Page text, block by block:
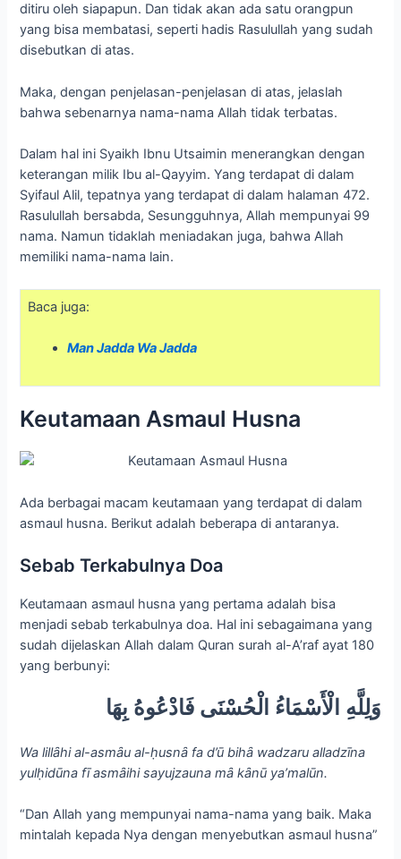
ditiru oleh siapapun. Dan tidak akan ada satu orangpun
yang bisa membatasi, seperti hadis Rasulullah yang sudah
disebutkan di atas.
Maka, dengan penjelasan-penjelasan di atas, jelaslah
bahwa sebenarnya nama-nama Allah tidak terbatas.
Dalam hal ini Syaikh Ibnu Utsaimin menerangkan dengan
keterangan milik Ibu al-Qayyim. Yang terdapat di dalam
Syifaul Alil, tepatnya yang terdapat di dalam halaman 472.
Rasulullah bersabda, Sesungguhnya, Allah mempunyai 99
nama. Namun tidaklah meniadakan juga, bahwa Allah
memiliki nama-nama lain.
Baca juga:
Man Jadda Wa Jadda
Keutamaan Asmaul Husna
Ada berbagai macam keutamaan yang terdapat di dalam
asmaul husna. Berikut adalah beberapa di antaranya.
Sebab Terkabulnya Doa
Keutamaan asmaul husna yang pertama adalah bisa
menjadi sebab terkabulnya doa. Hal ini sebagaimana yang
sudah dijelaskan Allah dalam Quran surah al-A’raf ayat 180
yang berbunyi:
وَلِلَّهِ الْأَسْمَاءُ الْحُسْنَى فَادْعُوهُ بِهَا
Wa lillȃhi al-asmȃu al-ḥusnȃ fa d’ū bihȃ wadzaru alladzīna
yulḥidūna fī asmȃihi sayujzauna mȃ kȃnū ya’malūn.
“Dan Allah yang mempunyai nama-nama yang baik. Maka
mintalah kepada Nya dengan menyebutkan asmaul husna”